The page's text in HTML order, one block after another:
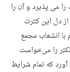
را می پذیرد و آن را
دل این کثرت
با انشعاب مجمع
را می‌خواست
آورد که تمام شرایط